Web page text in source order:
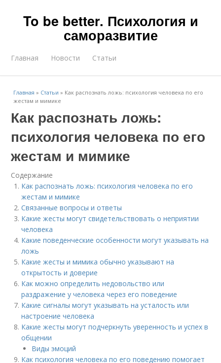
To be better. Психология и
саморазвитие
Главная Новости Статьи
Главная » Статьи » Как распознать ложь: психология человека по его
жестам и мимике
Как распознать ложь:
психология человека по его
жестам и мимике
Содержание
Как распознать ложь: психология человека по его
жестам и мимике
Связанные вопросы и ответы
Какие жесты могут свидетельствовать о неприятии
человека
Какие поведенческие особенности могут указывать на
ложь
Какие жесты и мимика обычно указывают на
открытость и доверие
Как можно определить недовольство или
раздражение у человека через его поведение
Какие сигналы могут указывать на усталость или
настроение человека
Какие жесты могут подчеркнуть уверенность и успех в
общении
Виды эмоций
Как психология человека по его поведению помогает